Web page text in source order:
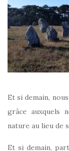
Et si demain,
grâce auxquels
nature au lieu de
Et si demain,